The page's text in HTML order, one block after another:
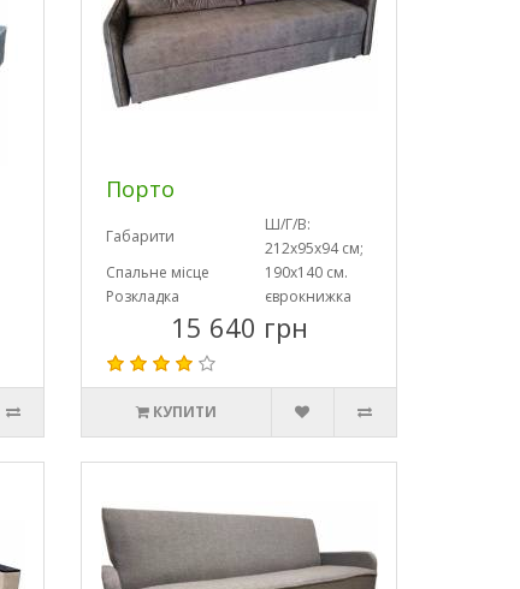
Порто
Габарити
Ш/Г/В:
212х95х94 см;
Спальне місце
190х140 см.
Розкладка
єврокнижка
15 640 грн
КУПИТИ